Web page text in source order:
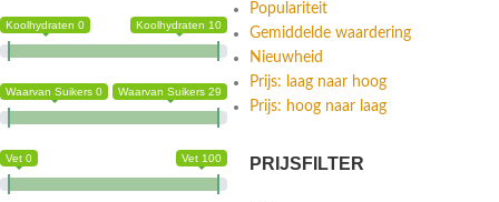
Koolhydraten 0 Koolhydraten 10
Waarvan Suikers 0 Waarvan Suikers 29
Vet 0 Vet 100
Populariteit
Gemiddelde waardering
Nieuwheid
Prijs: laag naar hoog
Prijs: hoog naar laag
PRIJSFILTER